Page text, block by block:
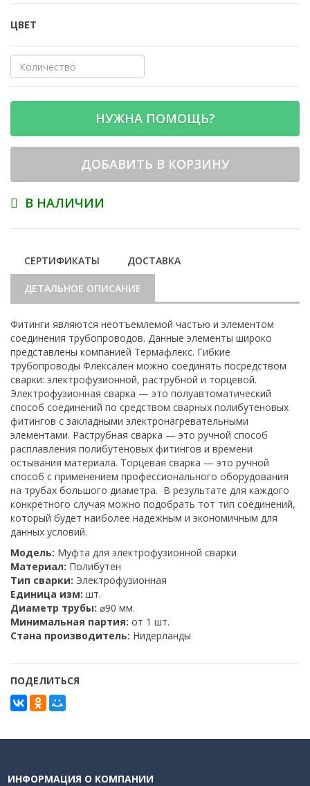
ЦВЕТ
НУЖНА ПОМОЩЬ?
ДОБАВИТЬ В КОРЗИНУ
В НАЛИЧИИ
СЕРТИФИКАТЫ ДОСТАВКА
ДЕТАЛЬНОЕ ОПИСАНИЕ
Фитинги являются неотъемлемой частью и элементом
соединения трубопроводов. Данные элементы широко
представлены компанией Термафлекс. Гибкие
трубопроводы Флексален можно соединять посредством
сварки: электрофузионной, раструбной и торцевой.
Электрофузионная сварка — это полуавтоматический
способ соединений по средством сварных полибутеновых
фитингов с закладными электронагревательными
элементами. Раструбная сварка — это ручной способ
расплавления полибутеновых фитингов и времени
остывания материала. Торцевая сварка — это ручной
способ с применением профессионального оборудования
на трубах большого диаметра. В результате для каждого
конкретного случая можно подобрать тот тип соединений,
который будет наиболее надежным и экономичным для
данных условий.
Модель: Муфта для электрофузионной сварки
Материал: Полибутен
Тип сварки: Электрофузионная
Единица изм: шт.
Диаметр трубы: ⌀90 мм.
Минимальная партия: от 1 шт.
Стана производитель: Нидерланды
ПОДЕЛИТЬСЯ
ИНФОРМАЦИЯ О КОМПАНИИ